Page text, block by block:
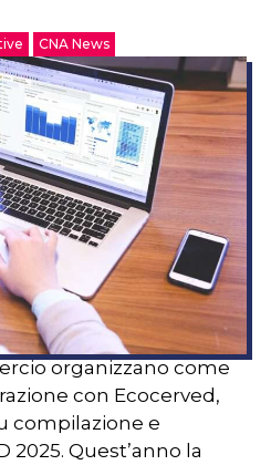
CNA News
organizzano come
con Ecocerved,
compilazione e
2025. Quest’anno la